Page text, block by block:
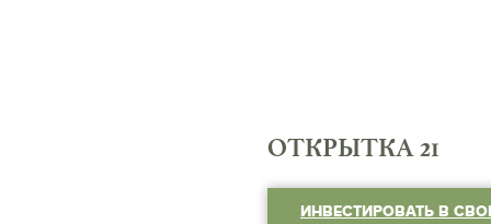
ОТКРЫТКА 21
ИНВЕСТИРОВАТЬ В